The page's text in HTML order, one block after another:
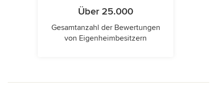
Über 25.000
Gesamtanzahl der Bewertungen
von Eigenheimbesitzern